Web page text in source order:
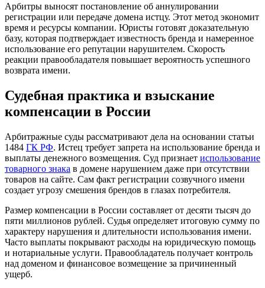
Арбитры выносят постановление об аннулировании
регистрации или передаче домена истцу. Этот метод экономит
время и ресурсы компании. Юристы готовят доказательную
базу, которая подтверждает известность бренда и намеренное
использование его репутации нарушителем. Скорость
реакции правообладателя повышает вероятность успешного
возврата имени.
Судебная практика и взыскание
компенсации в России
Арбитражные суды рассматривают дела на основании статьи
1484 ГК РФ. Истец требует запрета на использование бренда и
выплаты денежного возмещения. Суд признает использование
товарного знака в домене нарушением даже при отсутствии
товаров на сайте. Сам факт регистрации созвучного имени
создает угрозу смешения брендов в глазах потребителя.
Размер компенсации в России составляет от десяти тысяч до
пяти миллионов рублей. Судья определяет итоговую сумму по
характеру нарушения и длительности использования имени.
Часто выплаты покрывают расходы на юридическую помощь
и нотариальные услуги. Правообладатель получает контроль
над доменом и финансовое возмещение за причиненный
ущерб.